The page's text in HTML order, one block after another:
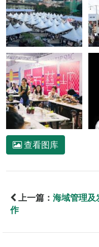
查看图库
上一篇： 海域管理及
作